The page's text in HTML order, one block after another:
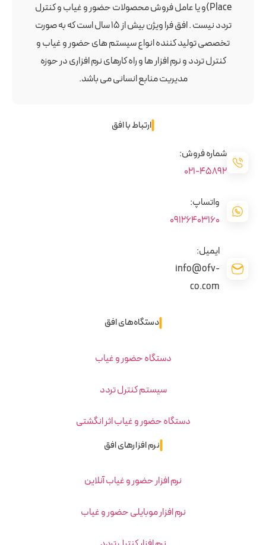
Place)و یا عامل فروش محصولات حضور و غیاب و کنترل
تردد نیست . افق فرا ویژن بیش از 15 سال است که به صورت
تخصصی تولید کننده انواع سیستم های حضور و غیاب و
کنترل تردد و نرم افزار ها و راه کارهای نرم افزاری در حوزه
مدیریت منابع انسانی می باشد.
ارتباط با افق
شماره فروش:
45892-021
واتساپ:
09126403160
ایمیل:
info@ofv-
co.com
دستگاه‌های افق
دستگاه حضور و غیاب
سیستم کنترل تردد
دستگاه حضور و غیاب اثر انگشتی
نرم افزارهای افق
نرم افزار حضور و غیاب آنلاین
نرم افزار موبایلی حضور و غیاب